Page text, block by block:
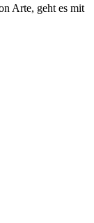
Arte, geht es mit